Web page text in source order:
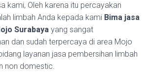
kami, Oleh karena itu percayakan
limbah Anda kepada kami Bima jasa
Surabaya yang sangat
dan sudah terpercaya di area Mojo
layanan jasa pembersihan limbah
non domestic.